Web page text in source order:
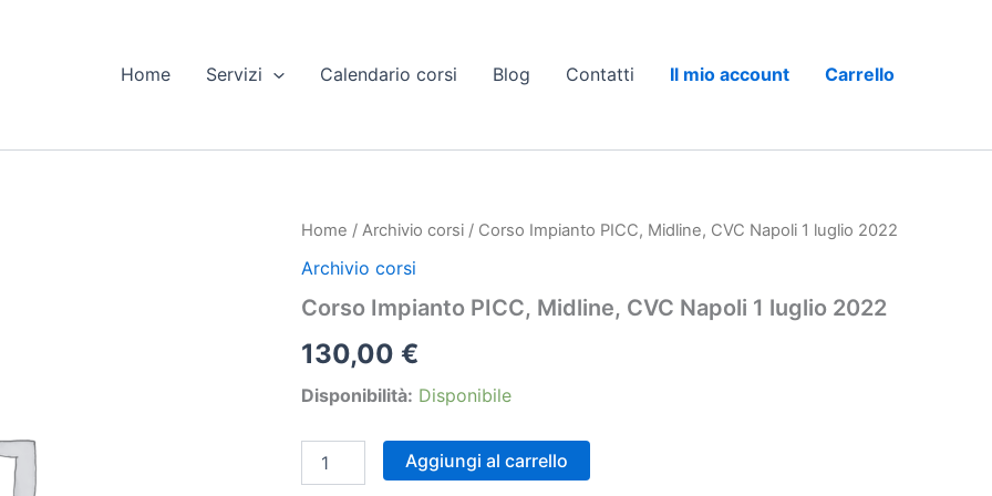
Home Servizi Calendario corsi Blog Contatti Il mio account Carrello
Home / Archivio corsi / Corso Impianto PICC, Midline, CVC Napoli 1 luglio 2022
Archivio corsi
Corso Impianto PICC, Midline, CVC Napoli 1 luglio 2022
130,00 €
Disponibilità: Disponibile
Impianto
Aggiungi al carrello